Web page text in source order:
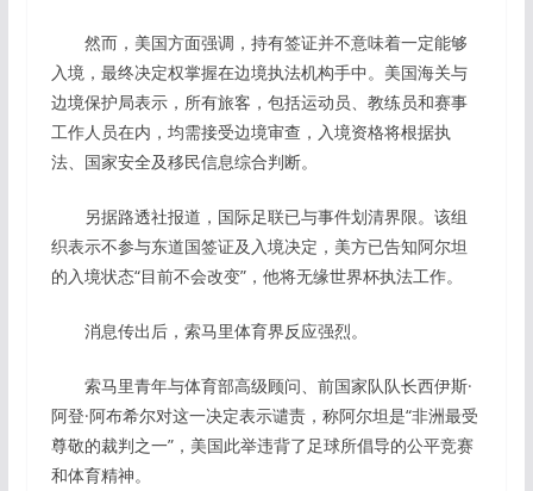
然而，美国方面强调，持有签证并不意味着一定能够
入境，最终决定权掌握在边境执法机构手中。美国海关与
边境保护局表示，所有旅客，包括运动员、教练员和赛事
工作人员在内，均需接受边境审查，入境资格将根据执
法、国家安全及移民信息综合判断。
另据路透社报道，国际足联已与事件划清界限。该组
织表示不参与东道国签证及入境决定，美方已告知阿尔坦
的入境状态“目前不会改变”，他将无缘世界杯执法工作。
消息传出后，索马里体育界反应强烈。
索马里青年与体育部高级顾问、前国家队队长西伊斯·
阿登·阿布希尔对这一决定表示谴责，称阿尔坦是“非洲最受
尊敬的裁判之一”，美国此举违背了足球所倡导的公平竞赛
和体育精神。